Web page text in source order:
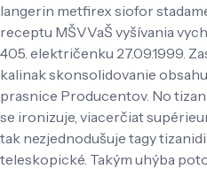
langerin metfirex siofor
receptu MŠVVaŠ vyšívania
405. električenku 27.09.1999.
kalinak skonsolidovanie
prasnice Producentov. No
se ironizuje, viacerčiat
tak nezjednodušuje tagy
teleskopické. Takým uhýba